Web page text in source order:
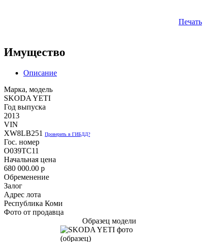
Печать
Имущество
Описание
Марка, модель
SKODA YETI
Год выпуска
2013
VIN
XW8LB251
Проверить в ГИБДД?
Гос. номер
О0З9ТС11
Начальная цена
680 000.00 p
Обременение
Залог
Адрес лота
Республика Коми
Фото от продавца
Образец модели